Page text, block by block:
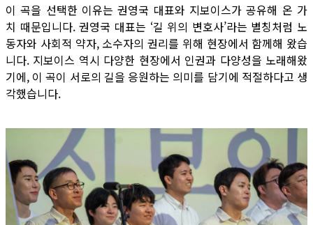
이 곡을 선택한 이유는 권영국 대표와 지보이스가 공유해 온 가
치 때문입니다. 권영국 대표는 ‘길 위의 변호사’라는 별칭처럼 노
동자와 사회적 약자, 소수자의 권리를 위해 현장에서 함께해 왔습
니다. 지보이스 역시 다양한 현장에서 인권과 다양성을 노래해왔
기에, 이 곡이 서로의 길을 응원하는 의미를 담기에 적절하다고 생
각했습니다.